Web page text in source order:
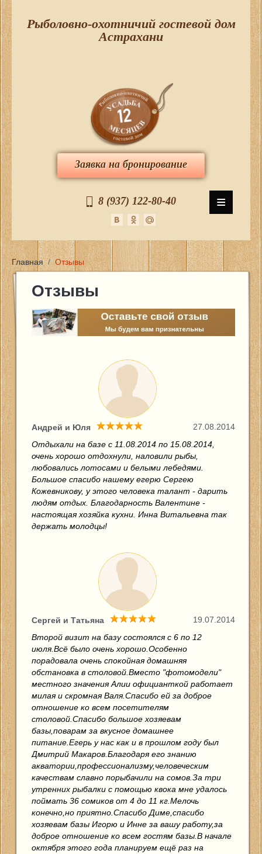
Рыболовно-охотничий гостевой дом
Астрахани
Заявка на бронирование
8 (937) 122-80-40 ≡
Цены и услуги
Отзывы
Отчеты о рыбалке
Главная / Отзывы
Отзывы
27.08.2014
Андрей и Юля
Отдыхали на базе с 11.08.2014 по 15.08.2014,
очень хорошо отдохнули, наловили рыбы,
любовались лотосами и белыми лебедями.
Большое спасибо нашему егерю Сергею
Кожевникову, у этого человека талант - дарить
людям отдых. Благодарность Валентине -
настоящая хозяйка кухни. Инна Витальевна так
держать молодцы!
19.07.2014
Сергей и Татьяна
Второй визит на базу состоялся с 6 по 12
июля.Всё было очень хорошо.Особенно
порадовала очень спокойная домашняя
обстановка в столовой.Вместо "фотомодели"
местного значения Алии официанткой работает
милая и скромная Валя.Спасибо ей за доброе
отношение ко всем посетителям
столовой.Спасибо большое хозяевам
базы,поварам за вкусное домашнее
питание.Егерь у нас как и в прошлом году был
Дмитрий Макаров.Благодаря его знанию
акватории,профессионализму,человеческим
качествам славно порыбачили на сомов.За три
утренних рыбалки с помощью квока мне удалось
поймать 36 сомиков от 4 до 11 кг.Мелочь
конечно,но приятно.Спасибо Диме,спасибо
хозяевам базы Игорю и Инне за вашу работу,за
доброе отношение ко всем гостям базы.В начале
октября этого года планируем ещё раз на